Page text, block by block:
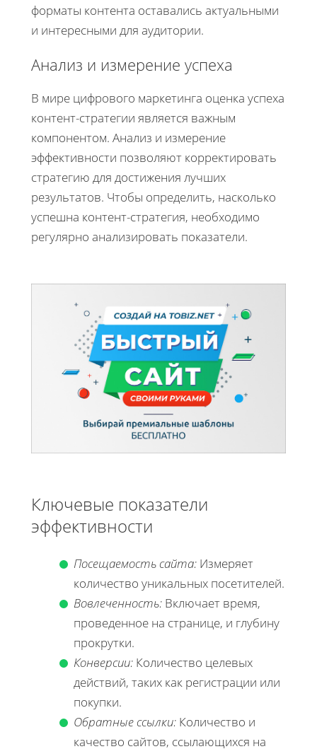
форматы контента оставались актуальными
и интересными для аудитории.
Анализ и измерение успеха
В мире цифрового маркетинга оценка успеха
контент-стратегии является важным
компонентом. Анализ и измерение
эффективности позволяют корректировать
стратегию для достижения лучших
результатов. Чтобы определить, насколько
успешна контент-стратегия, необходимо
регулярно анализировать показатели.
Ключевые показатели
эффективности
Посещаемость сайта: Измеряет
количество уникальных посетителей.
Вовлеченность: Включает время,
проведенное на странице, и глубину
прокрутки.
Конверсии: Количество целевых
действий, таких как регистрации или
покупки.
Обратные ссылки: Количество и
качество сайтов, ссылающихся на